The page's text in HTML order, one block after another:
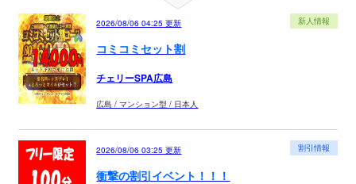
新人情報
2026/08/06 04:25 更新
コミコミセット割
チェリーSPA広島
広島 / マンション型 / 日本人
割引情報
2026/08/06 03:25 更新
衝撃の割引イベント！！！